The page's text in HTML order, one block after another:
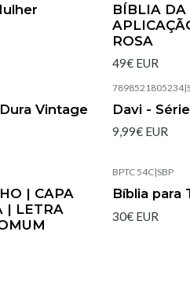
BÍBLIA DA
ROSA
49€ EUR
Vintage
7898521805234|
Davi -
9,99€ EUR
| CAPA
| LETRA
BPTC 54C|SBP
Bíblia para
30€ EUR